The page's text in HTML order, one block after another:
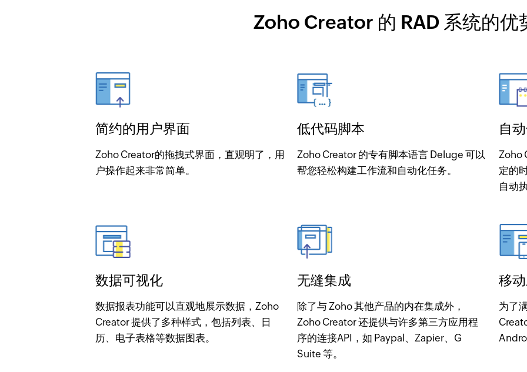
Zoho Creator 的 RAD 系统的优
简约的用户界面
Zoho Creator的拖拽式界面，直观明了，用
户操作起来非常简单。
低代码脚本
Zoho Creator 的专有脚本语言 Deluge 可以
帮您轻松构建工作流和自动化任务。
自
Zoho
定的
自动
数据可视化
数据报表功能可以直观地展示数据，Zoho
Creator 提供了多种样式，包括列表、日
历、电子表格等数据图表。
无缝集成
除了与 Zoho 其他产品的内在集成外，
Zoho Creator 还提供与许多第三方应用程
序的连接API，如 Paypal、Zapier、G
Suite 等。
移
为了